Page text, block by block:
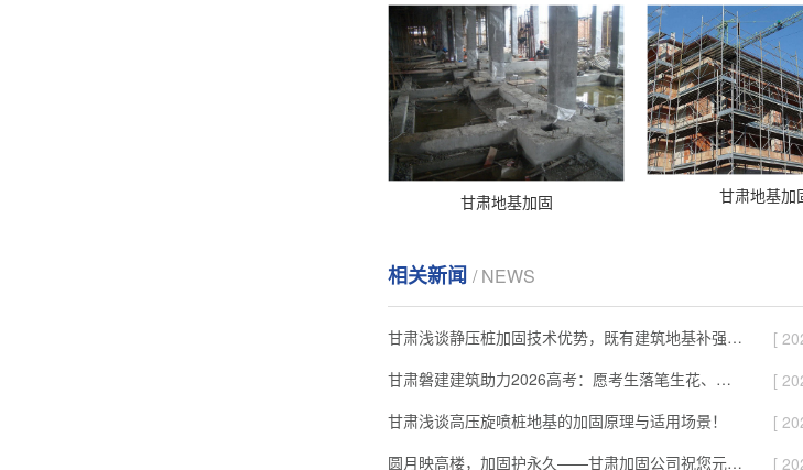
甘肃地基加固 甘肃地基加
相关新闻 / NEWS
甘肃浅谈静压桩加固技术优势，既有建筑地基补强施工要点！ [
甘肃磐建建筑助力2026高考：愿考生落笔生花、旗开得胜圆梦今夏！
[
甘肃浅谈高压旋喷桩地基的加固原理与适用场景！
[
圆月映高楼，加固护永久——甘肃加固公司祝您元宵快乐！
[